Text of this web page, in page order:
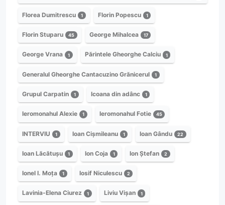
Florea Dumitrescu 1 Florin Popescu 1
Florin Stuparu 45 George Mihalcea 17
George Vrana 1 Părintele Gheorghe Calciu 1
Generalul Gheorghe Cantacuzino Grănicerul 1
Grupul Carpatin 1 Icoana din adânc 1
Ieromonahul Alexie 1 Ieromonahul Fotie 45
INTERVIU 1 Ioan Cișmileanu 1 Ioan Gându 22
Ioan Lăcătușu 1 Ion Coja 1 Ion Ștefan 2
Ionel I. Moța 1 Iosif Niculescu 2
Lavinia-Elena Ciurez 1 Liviu Vișan 1